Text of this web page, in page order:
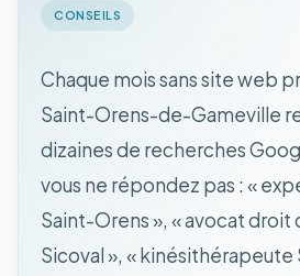
CONSEILS
Chaque mois sans site web
Saint-Orens-de-Gameville
dizaines de recherches
vous ne répondez pas : «
Saint-Orens », « avocat droit
Sicoval », «